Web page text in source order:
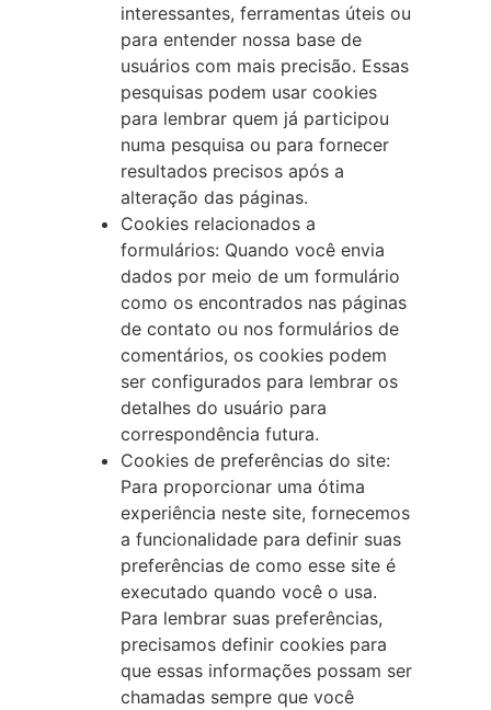
interessantes, ferramentas úteis ou
para entender nossa base de
usuários com mais precisão. Essas
pesquisas podem usar cookies
para lembrar quem já participou
numa pesquisa ou para fornecer
resultados precisos após a
alteração das páginas.
Cookies relacionados a
formulários: Quando você envia
dados por meio de um formulário
como os encontrados nas páginas
de contato ou nos formulários de
comentários, os cookies podem
ser configurados para lembrar os
detalhes do usuário para
correspondência futura.
Cookies de preferências do site:
Para proporcionar uma ótima
experiência neste site, fornecemos
a funcionalidade para definir suas
preferências de como esse site é
executado quando você o usa.
Para lembrar suas preferências,
precisamos definir cookies para
que essas informações possam ser
chamadas sempre que você